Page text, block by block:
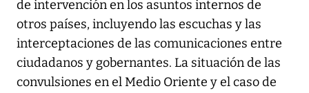
de intervención en los asuntos internos de
otros países, incluyendo las escuchas y las
interceptaciones de las comunicaciones entre
ciudadanos y gobernantes. La situación de las
convulsiones en el Medio Oriente y el caso de